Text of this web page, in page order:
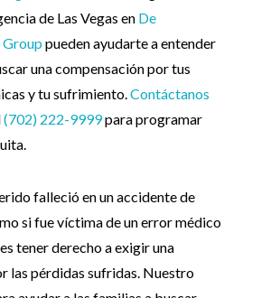
de Las Vegas en De
pueden ayudarte a entender
una compensación por tus
y tu sufrimiento.Contáctanos
(702) 222-9999para programar
falleció en un accidente de
si fue víctima de un error médico
tener derecho a exigir una
las pérdidas sufridas. Nuestro